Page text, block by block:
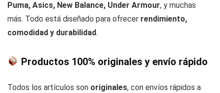
Puma, Asics, New Balance, Under Armour, y muchas
más. Todo está diseñado para ofrecer rendimiento,
comodidad y durabilidad.
Productos 100% originales y envío rápido
Todos los artículos son originales, con envíos rápidos a